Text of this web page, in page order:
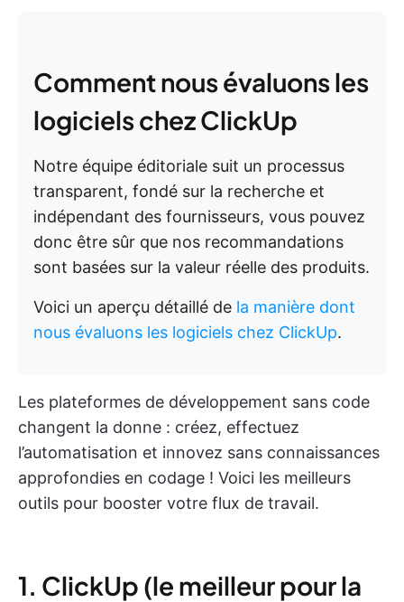
Comment nous évaluons les
logiciels chez ClickUp
Notre équipe éditoriale suit un processus
transparent, fondé sur la recherche et
indépendant des fournisseurs, vous pouvez
donc être sûr que nos recommandations
sont basées sur la valeur réelle des produits.
Voici un aperçu détaillé de la manière dont
nous évaluons les logiciels chez ClickUp.
Les plateformes de développement sans code
changent la donne : créez, effectuez
l’automatisation et innovez sans connaissances
approfondies en codage ! Voici les meilleurs
outils pour booster votre flux de travail.
1. ClickUp (le meilleur pour la